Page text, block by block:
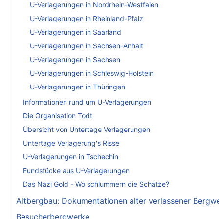
U-Verlagerungen in Nordrhein-Westfalen
U-Verlagerungen in Rheinland-Pfalz
U-Verlagerungen in Saarland
U-Verlagerungen in Sachsen-Anhalt
U-Verlagerungen in Sachsen
U-Verlagerungen in Schleswig-Holstein
U-Verlagerungen in Thüringen
Informationen rund um U-Verlagerungen
Die Organisation Todt
Übersicht von Untertage Verlagerungen
Untertage Verlagerung's Risse
U-Verlagerungen in Tschechin
Fundstücke aus U-Verlagerungen
Das Nazi Gold - Wo schlummern die Schätze?
Altbergbau: Dokumentationen alter verlassener
Besucherbergwerke